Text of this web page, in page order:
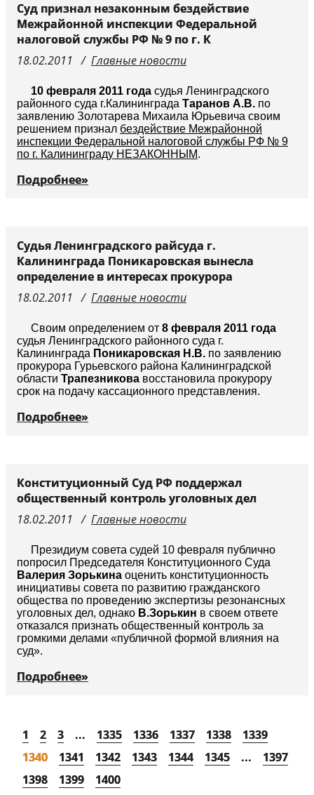
Суд признал незаконным бездействие
Межрайонной инспекции Федеральной
налоговой службы РФ № 9 по г. К
18.02.2011
Главные новости
10 февраля 2011 года судья Ленинградского
районного суда г.Калининграда Таранов А.В. по
заявлению Золотарева Михаила Юрьевича своим
решением признал бездействие Межрайонной
инспекции Федеральной налоговой службы РФ № 9
по г. Калининграду НЕЗАКОННЫМ.
Подробнее»
Судья Ленинградского райсуда г.
Калининграда Поникаровская вынесла
определение в интересах прокурора
18.02.2011
Главные новости
Своим определением от 8 февраля 2011 года
судья Ленинградского районного суда г.
Калининграда Поникаровская Н.В. по заявлению
прокурора Гурьевского района Калининградской
области Трапезникова восстановила прокурору
срок на подачу кассационного представления.
Подробнее»
Конституционный Суд РФ поддержал
общественный контроль уголовных дел
18.02.2011
Главные новости
Президиум совета судей 10 февраля публично
попросил Председателя Конституционного Суда
Валерия Зорькина оценить конституционность
инициативы совета по развитию гражданского
общества по проведению экспертизы резонансных
уголовных дел, однако В.Зорькин в своем ответе
отказался признать общественный контроль за
громкими делами «публичной формой влияния на
суд».
Подробнее»
1 2 3 ... 1335 1336 1337 1338
1339
1340
1341 1342 1343 1344 1345 ...
1397
1398
1399 1400